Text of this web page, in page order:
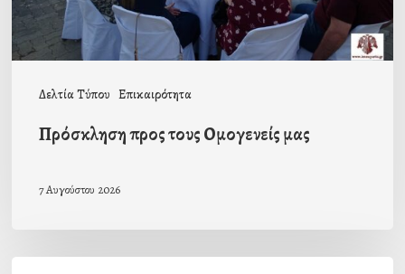
Δελτία Τύπου Επικαιρότητα
Πρόσκληση προς τους Ομογενείς μας
7 Αυγούστου 2026